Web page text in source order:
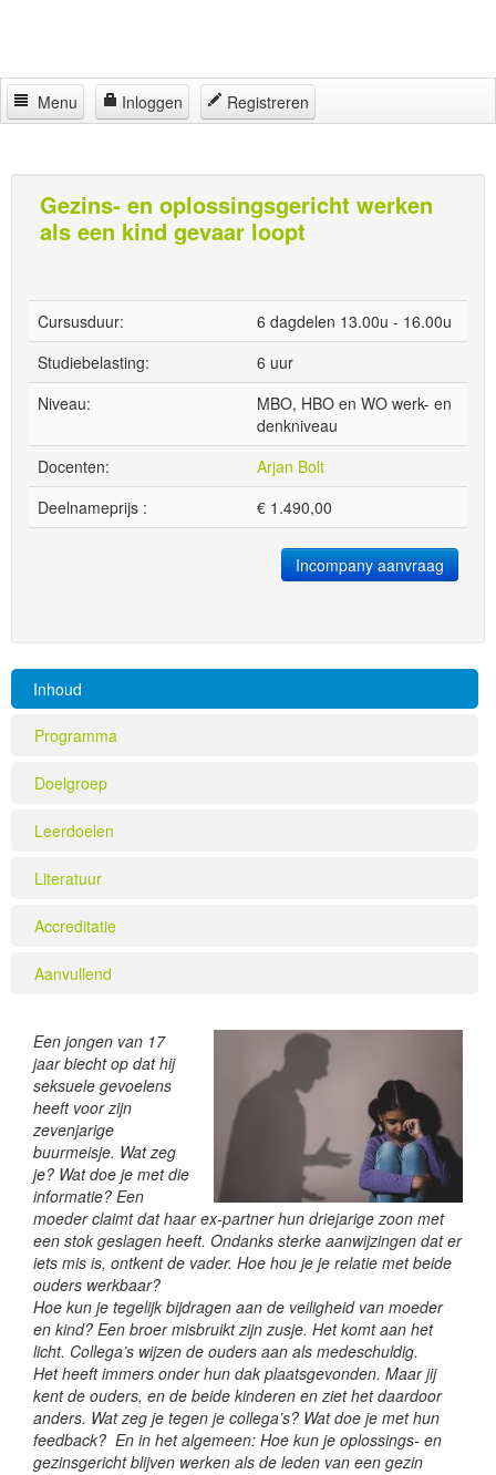
Menu Inloggen
Registreren
Partners
Locaties
Contact
Gezins- en oplossingsgericht werken
als een kind gevaar loopt
Cursusduur:
6 dagdelen 13.00u - 16.00u
Studiebelasting:
6 uur
Niveau:
MBO, HBO en WO werk- en
denkniveau
Docenten:
Arjan Bolt
Deelnameprijs :
€ 1.490,00
Incompany aanvraag
Inhoud
Programma
Doelgroep
Leerdoelen
Literatuur
Accreditatie
Aanvullend
Een jongen van 17
jaar biecht op dat hij
seksuele gevoelens
heeft voor zijn
zevenjarige
buurmeisje. Wat zeg
je? Wat doe je met die
informatie? Een
moeder claimt dat haar ex-partner hun driejarige zoon met
een stok geslagen heeft. Ondanks sterke aanwijzingen dat er
iets mis is, ontkent de vader. Hoe hou je je relatie met beide
ouders werkbaar?
Hoe kun je tegelijk bijdragen aan de veiligheid van moeder
en kind? Een broer misbruikt zijn zusje. Het komt aan het
licht. Collega’s wijzen de ouders aan als medeschuldig.
Het heeft immers onder hun dak plaatsgevonden. Maar jij
kent de ouders, en de beide kinderen en ziet het daardoor
anders. Wat zeg je tegen je collega’s? Wat doe je met hun
feedback? En in het algemeen: Hoe kun je oplossings- en
gezinsgericht blijven werken als de leden van een gezin